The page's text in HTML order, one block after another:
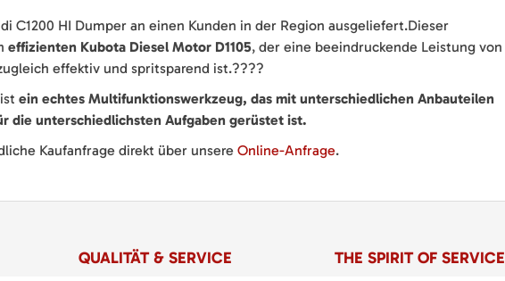
C1200 HI Dumper an einen Kunden in der Region ausgeliefert.Dieser
effizienten Kubota Diesel Motor D1105, der eine beeindruckende Leistung von
effektiv und spritsparend ist.????
ein echtes Multifunktionswerkzeug, das mit unterschiedlichen Anbauteilen
die unterschiedlichsten Aufgaben gerüstet ist.
Kaufanfrage direkt über unsere Online-Anfrage.
QUALITÄT & SERVICE THE SPIRIT OF SERVICE